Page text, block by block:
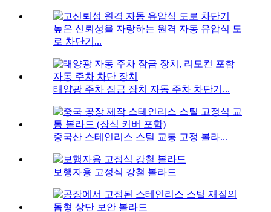
높은 신뢰성을 자랑하는 원격 자동 유압식 도
로 차단기...
태양광 주차 잠금 장치 자동 주차 차단기...
중국산 스테인리스 스틸 교통 고정 볼라...
보행자용 고정식 강철 볼라드